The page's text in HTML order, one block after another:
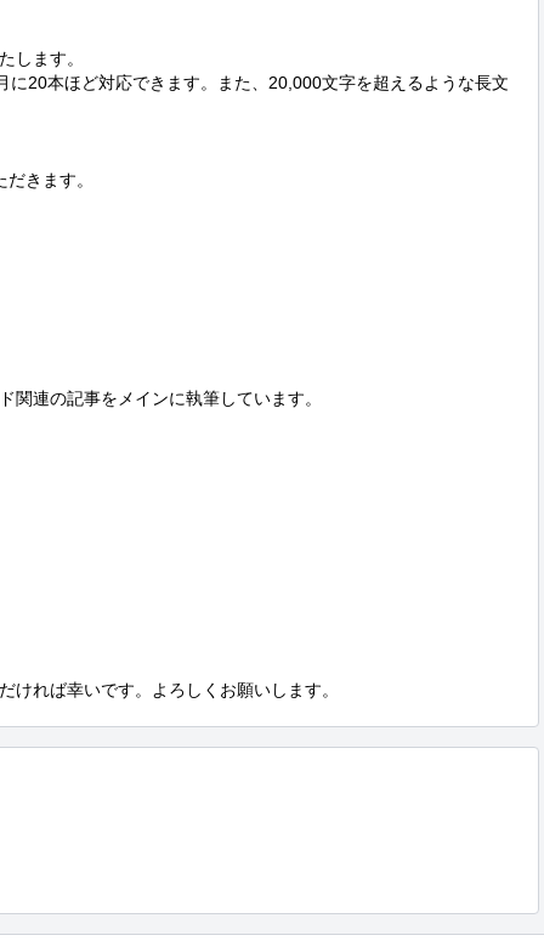
します。
20本ほど対応できます。また、20,000文字を超えるような長文
きます。
関連の記事をメインに執筆しています。
ければ幸いです。よろしくお願いします。